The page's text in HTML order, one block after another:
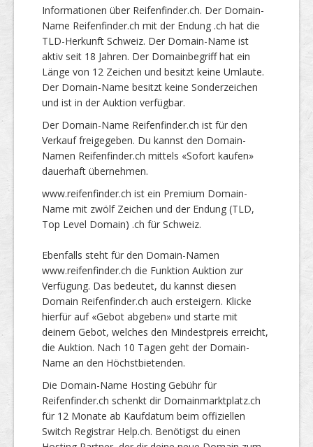
Informationen über Reifenfinder.ch. Der Domain-
Name Reifenfinder.ch mit der Endung .ch hat die
TLD-Herkunft Schweiz. Der Domain-Name ist
aktiv seit 18 Jahren. Der Domainbegriff hat ein
Länge von 12 Zeichen und besitzt keine Umlaute.
Der Domain-Name besitzt keine Sonderzeichen
und ist in der Auktion verfügbar.
Der Domain-Name Reifenfinder.ch ist für den
Verkauf freigegeben. Du kannst den Domain-
Namen Reifenfinder.ch mittels «Sofort kaufen»
dauerhaft übernehmen.
www.reifenfinder.ch ist ein Premium Domain-
Name mit zwölf Zeichen und der Endung (TLD,
Top Level Domain) .ch für Schweiz.
Ebenfalls steht für den Domain-Namen
www.reifenfinder.ch die Funktion Auktion zur
Verfügung. Das bedeutet, du kannst diesen
Domain Reifenfinder.ch auch ersteigern. Klicke
hierfür auf «Gebot abgeben» und starte mit
deinem Gebot, welches den Mindestpreis erreicht,
die Auktion. Nach 10 Tagen geht der Domain-
Name an den Höchstbietenden.
Die Domain-Name Hosting Gebühr für
Reifenfinder.ch schenkt dir Domainmarktplatz.ch
für 12 Monate ab Kaufdatum beim offiziellen
Switch Registrar Help.ch. Benötigst du einen